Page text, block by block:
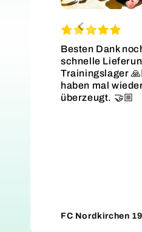
Besten Dank
schnelle
Trainingslager
haben mal
überzeugt. 🤝🏼
FC Nordkirchen